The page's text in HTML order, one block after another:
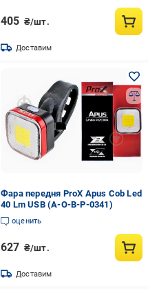
405 ₴/шт.
Доставим
Фара передня ProX Apus Cob Led
40 Lm USB (A-O-B-P-0341)
оценить
627 ₴/шт.
Доставим